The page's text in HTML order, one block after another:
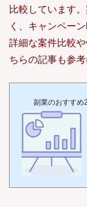
比較しています
く、キャンペー
詳細な案件比較
ちらの記事も参考
副業のおすすめ